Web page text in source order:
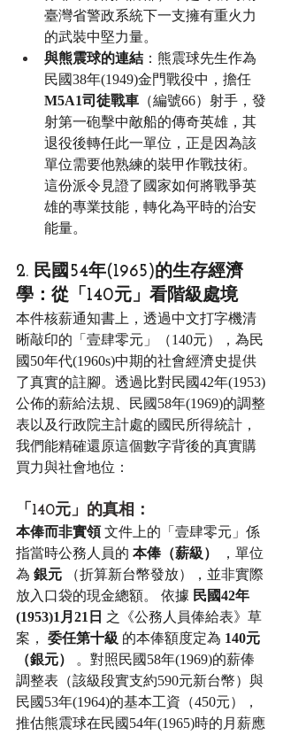
臺灣省警政系統下一支擁有重火力
的武裝中堅力量。
與熊震球的連結 ：熊震球先生作為
民國38年(1949)金門戰役中，擔任
M5A1司徒戰車 （編號66）射手，發
射第一砲擊中敵船的傳奇英雄，其
退役後轉任此一單位，正是因為該
單位需要他熟練的裝甲作戰技術。
這份派令見證了國家如何將戰爭英
雄的專業技能，轉化為平時的治安
能量。
2. 民國54年(1965)的生存經濟
學：從「140元」看階級處境
本件核薪通知書上，透過中文打字機清
晰敲印的「壹肆零元」（140元），為民
國50年代(1960s)中期的社會經濟史提供
了真實的註腳。透過比對民國42年(1953)
公佈的薪給法規、民國58年(1969)的調整
表以及行政院主計處的國民所得統計，
我們能精確還原這個數字背後的真實購
買力與社會地位：
「140元」的真相：
本俸而非實領 文件上的「壹肆零元」係
指當時公務人員的 本俸（薪級）
，單位
為 銀元 （折算新台幣發放），並非實際
放入口袋的現金總額。 依據 民國42年
(1953)1月21日 之《公務人員俸給表》草
案， 委任第十級 的本俸額度定為 140元
（銀元）
。對照民國58年(1969)的薪俸
調整表（該級段實支約590元新台幣）與
民國53年(1964)的基本工資（450元），
推估熊震球在民國54年(1965)時的月薪應